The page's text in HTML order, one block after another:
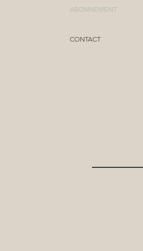
ABONNEMENT
CONTACT